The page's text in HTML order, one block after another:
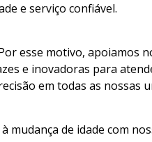
e serviço confiável.
esse motivo, apoiamos
e inovadoras para
em todas as nossas
mudança de idade com